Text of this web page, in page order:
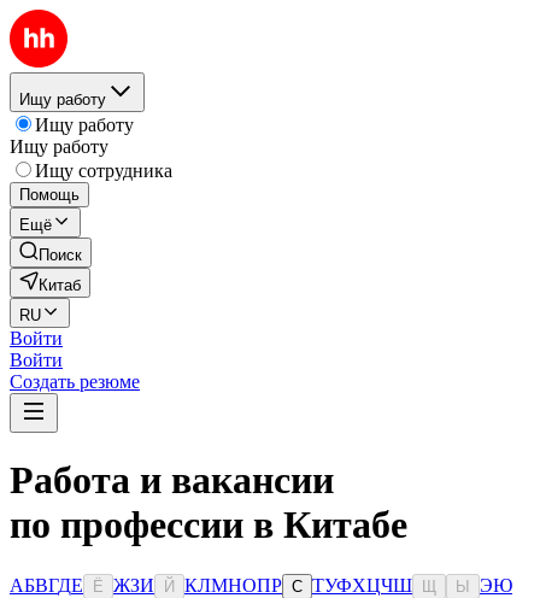
Ищу работу
Ищу работу
Ищу работу
Ищу сотрудника
Помощь
Ещё
Поиск
Китаб
RU
Войти
Войти
Создать резюме
Работа и вакансии
по профессии в Китабе
АБВГДЕ Ё ЖЗИ Й КЛМНОПР С ТУФХЦЧШ Ы ЭЮ